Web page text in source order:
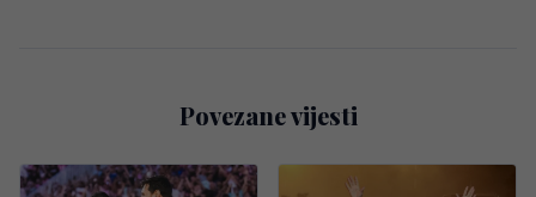
Povezane vijesti